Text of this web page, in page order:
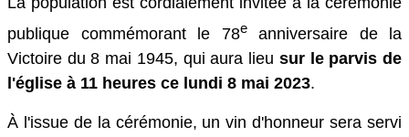
publique commémorant le 78eanniversaire de la
Victoire du 8 mai 1945, qui aura lieu sur le parvis de
l'église à 11 heures ce lundi 8 mai 2023.
À l'issue de la cérémonie, un vin d'honneur sera servi